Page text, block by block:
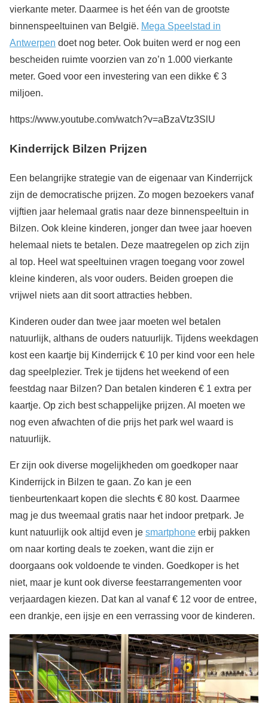
vierkante meter. Daarmee is het één van de grootste
binnenspeeltuinen van België. Mega Speelstad in
Antwerpen doet nog beter. Ook buiten werd er nog een
bescheiden ruimte voorzien van zo’n 1.000 vierkante
meter. Goed voor een investering van een dikke € 3
miljoen.
https://www.youtube.com/watch?v=aBzaVtz3SlU
Kinderrijck Bilzen Prijzen
Een belangrijke strategie van de eigenaar van Kinderrijck
zijn de democratische prijzen. Zo mogen bezoekers vanaf
vijftien jaar helemaal gratis naar deze binnenspeeltuin in
Bilzen. Ook kleine kinderen, jonger dan twee jaar hoeven
helemaal niets te betalen. Deze maatregelen op zich zijn
al top. Heel wat speeltuinen vragen toegang voor zowel
kleine kinderen, als voor ouders. Beiden groepen die
vrijwel niets aan dit soort attracties hebben.
Kinderen ouder dan twee jaar moeten wel betalen
natuurlijk, althans de ouders natuurlijk. Tijdens weekdagen
kost een kaartje bij Kinderrijck € 10 per kind voor een hele
dag speelplezier. Trek je tijdens het weekend of een
feestdag naar Bilzen? Dan betalen kinderen € 1 extra per
kaartje. Op zich best schappelijke prijzen. Al moeten we
nog even afwachten of die prijs het park wel waard is
natuurlijk.
Er zijn ook diverse mogelijkheden om goedkoper naar
Kinderrijck in Bilzen te gaan. Zo kan je een
tienbeurtenkaart kopen die slechts € 80 kost. Daarmee
mag je dus tweemaal gratis naar het indoor pretpark. Je
kunt natuurlijk ook altijd even je smartphone erbij pakken
om naar korting deals te zoeken, want die zijn er
doorgaans ook voldoende te vinden. Goedkoper is het
niet, maar je kunt ook diverse feestarrangementen voor
verjaardagen kiezen. Dat kan al vanaf € 12 voor de entree,
een drankje, een ijsje en een verrassing voor de kinderen.